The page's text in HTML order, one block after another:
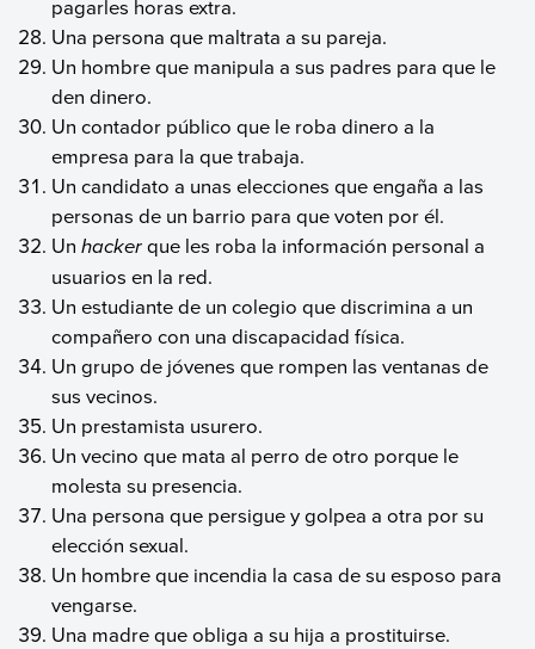
pagarles horas extra.
Una persona que maltrata a su pareja.
Un hombre que manipula a sus padres para que le
den dinero.
Un contador público que le roba dinero a la
empresa para la que trabaja.
Un candidato a unas elecciones que engaña a las
personas de un barrio para que voten por él.
Unhackerque les roba la información personal a
usuarios en la red.
Un estudiante de un colegio que discrimina a un
compañero con una discapacidad física.
Un grupo de jóvenes que rompen las ventanas de
sus vecinos.
Un prestamista usurero.
Un vecino que mata al perro de otro porque le
molesta su presencia.
Una persona que persigue y golpea a otra por su
elección sexual.
Un hombre que incendia la casa de su esposo para
vengarse.
Una madre que obliga a su hija a prostituirse.